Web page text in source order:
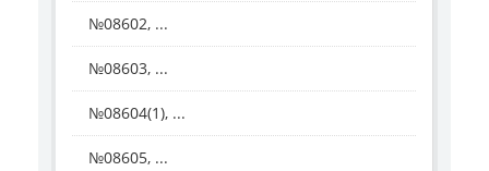
№08602, ...
№08603, ...
№08604(1), ...
№08605, ...